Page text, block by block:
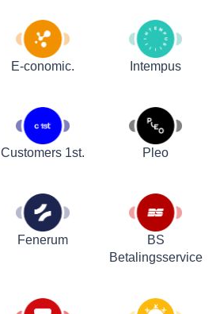
E-conomic. Intempus
Customers 1st. Pleo
Fenerum
BS
Betalingsservice